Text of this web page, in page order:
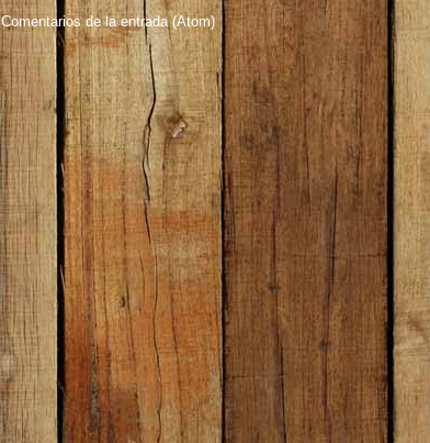
Comentarios de la entrada (Atom)